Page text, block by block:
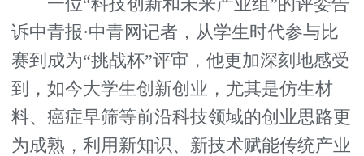
诉中青报·中青网记者，从学生时代参与比
赛到成为“挑战杯”评审，他更加深刻地感受
到，如今大学生创新创业，尤其是仿生材
料、癌症早筛等前沿科技领域的创业思路更
为成熟，利用新知识、新技术赋能传统产业